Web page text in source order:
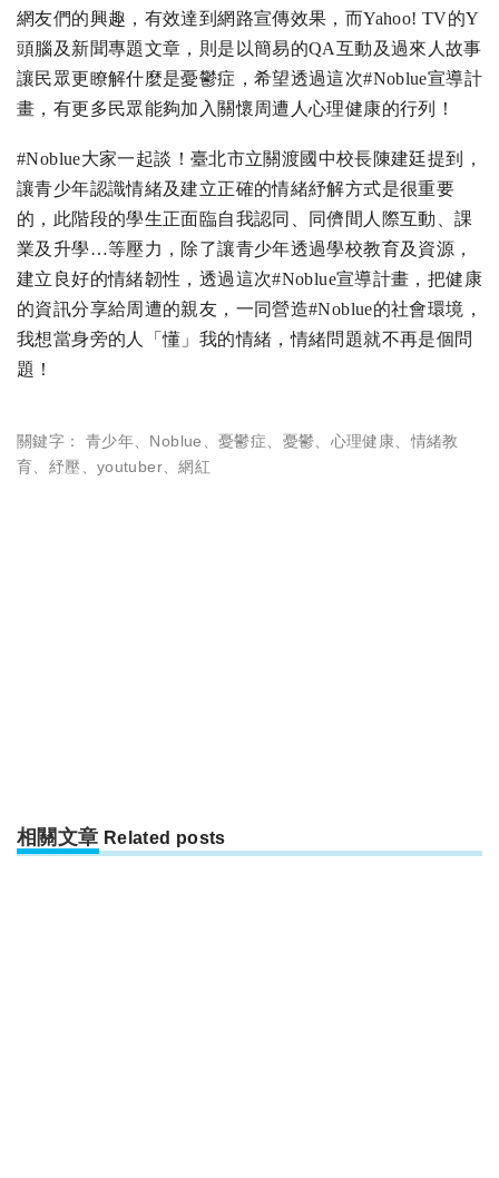
網友們的興趣，有效達到網路宣傳效果，而Yahoo! TV的Y
頭腦及新聞專題文章，則是以簡易的QA互動及過來人故事
讓民眾更瞭解什麼是憂鬱症，希望透過這次#Noblue宣導計
畫，有更多民眾能夠加入關懷周遭人心理健康的行列！
#Noblue大家一起談！臺北市立關渡國中校長陳建廷提到，
讓青少年認識情緒及建立正確的情緒紓解方式是很重要
的，此階段的學生正面臨自我認同、同儕間人際互動、課
業及升學…等壓力，除了讓青少年透過學校教育及資源，
建立良好的情緒韌性，透過這次#Noblue宣導計畫，把健康
的資訊分享給周遭的親友，一同營造#Noblue的社會環境，
我想當身旁的人「懂」我的情緒，情緒問題就不再是個問
題！
關鍵字： 青少年、 Noblue 、 憂鬱症、 憂鬱、 心理健康、情緒教
育、 紓壓 、 youtuber、網紅
相關文章 Related posts